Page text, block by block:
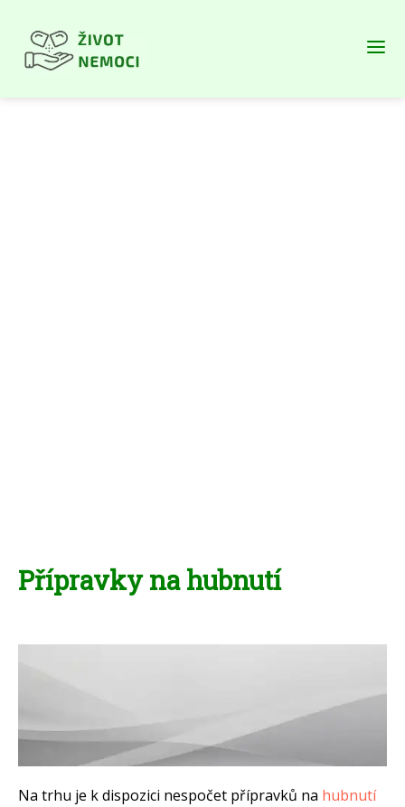
Přípravky na hubnutí
Na trhu je k dispozici nespočet přípravků na hubnutí